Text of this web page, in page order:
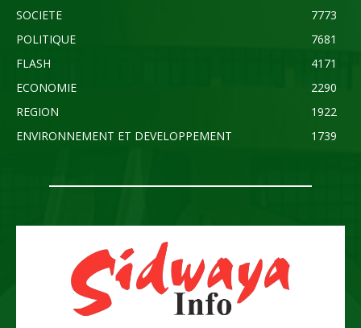
SOCIETE
7773
POLITIQUE
7681
FLASH
4171
ECONOMIE
2290
REGION
1922
ENVIRONNEMENT ET DEVELOPPEMENT
1739